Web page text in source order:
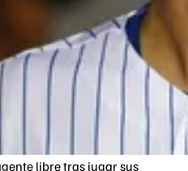
libre tras jugar sus